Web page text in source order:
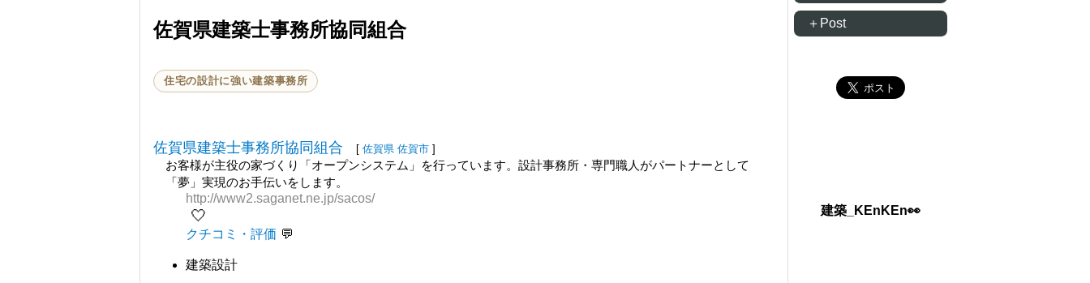
佐賀県建築士事務所協同組合
住宅の設計に強い建築事務所
佐賀県建築士事務所協同組合 [ 佐賀県 佐賀市 ]
お客様が主役の家づくり「オープンシステム」を行っています。設計事務所・専門職人がパートナーとして
「夢」実現のお手伝いをします。
http://www2.saganet.ne.jp/sacos/
🤍
クチコミ・評価
建築設計
＋Post
建築_KEnKEn👀